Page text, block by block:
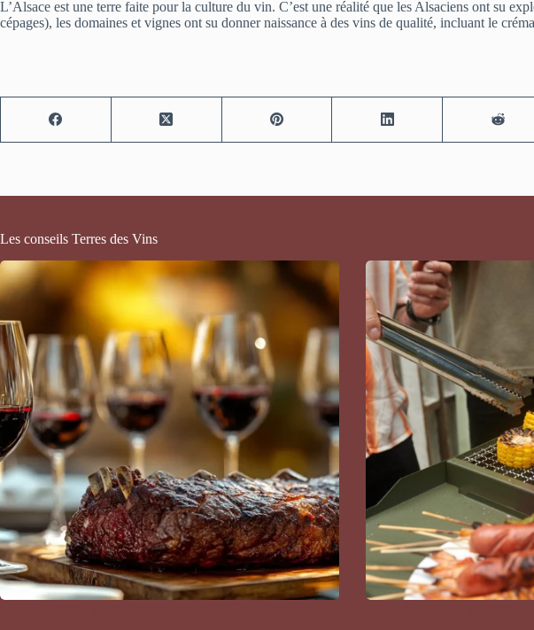
L’Alsace est une terre faite pour la culture du vin. C’est une réalité que les Alsaciens ont su
cépages), les domaines et vignes ont su donner naissance à des vins de qualité, incluant le
Les conseils Terres des Vins